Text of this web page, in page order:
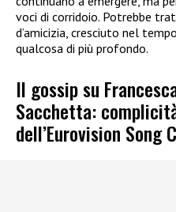
voci di corridoio. Potrebbe
d’amicizia, cresciuto nel
qualcosa di più profondo.
Il gossip su
Sacchetta:
dell’Eurovision Song